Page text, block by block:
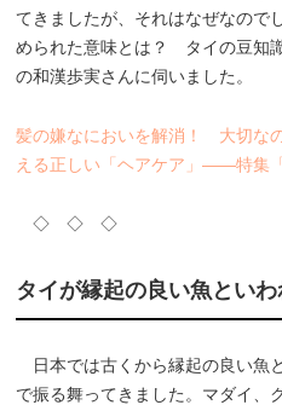
てきましたが、それはなぜなので
められた意味とは？ タイの豆知
の和漢歩実さんに伺いました。
髪の嫌なにおいを解消！ 大切な
える正しい「ヘアケア」――特集「
◇ ◇ ◇
タイが縁起の良い魚とい
日本では古くから縁起の良い魚
で振る舞ってきました。マダイ、